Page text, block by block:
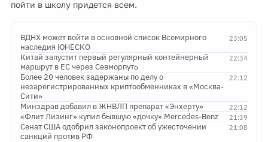
пойти в школу придется всем.
23:05
ВДНХ может войти в основной список Всемирного
наследия ЮНЕСКО
22:34
Китай запустит первый регулярный контейнерный
маршрут в ЕС через Севморпуть
22:12
Более 20 человек задержаны по делу о
незарегистрированных криптообменниках в «Москва-
Сити»
22:12
Минздрав добавил в ЖНВЛП препарат «Энхерту»
21:39
«Флит Лизинг» купил бывшую «дочку» Mercedes-Benz
21:08
Сенат США одобрил законопроект об ужесточении
санкций против РФ